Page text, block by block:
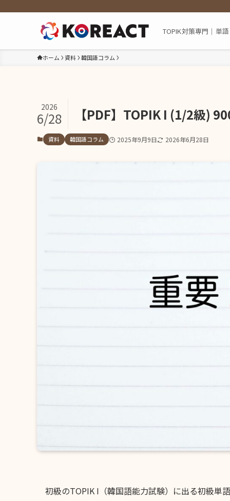
TOPIK対策専門｜単
ホーム 資料 韓国語コラム
【PDF】TOPIK I (1/2級)
2026
6/28
資料 韓国語コラム 2025年9月9日 2026年6月28日
初級のTOPIK I（韓国語能力試験）に出る初級単